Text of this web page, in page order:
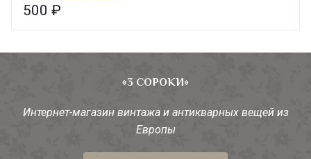
500 ₽
«3 СОРОКИ»
Интернет-магазин винтажа и антикварных вещей из
Европы